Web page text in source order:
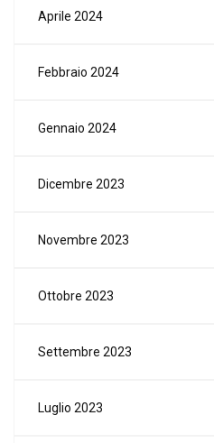
Aprile 2024
Febbraio 2024
Gennaio 2024
Dicembre 2023
Novembre 2023
Ottobre 2023
Settembre 2023
Luglio 2023